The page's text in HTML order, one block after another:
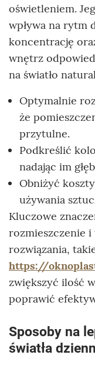
oświetleniem.
wpływa na rytm
koncentrację
wnętrz
na światło
Optymalnie
że
przytulne.
Podkreślić
nadając im
Obniżyć
używania
Kluczowe
rozmieszczenie i
rozwiązania,
https://
zwiększyć ilość
poprawić
Sposoby na
światła